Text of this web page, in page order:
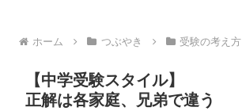
ホーム つぶやき 受験の考え方
【中学受験スタイル】
正解は各家庭、兄弟で違う